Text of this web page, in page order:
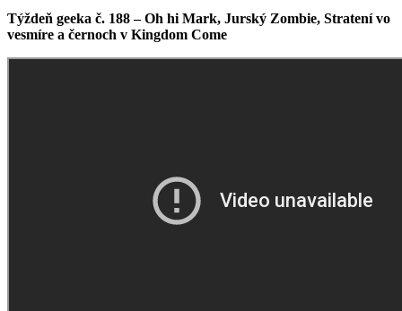
Týždeň geeka č. 188 – Oh hi Mark, Jurský Zombie, Stratení vo
vesmíre a černoch v Kingdom Come